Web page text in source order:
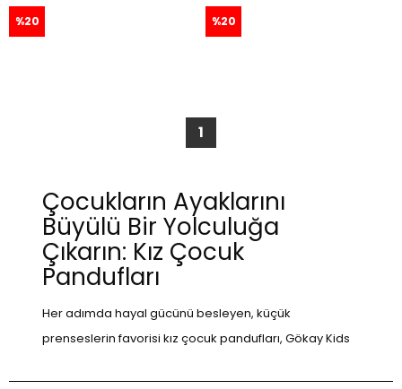
%20 %20
1
Çocukların Ayaklarını
Büyülü Bir Yolculuğa
Çıkarın: Kız Çocuk
Pandufları
Her adımda hayal gücünü besleyen, küçük
prenseslerin favorisi kız çocuk pandufları, Gökay Kids